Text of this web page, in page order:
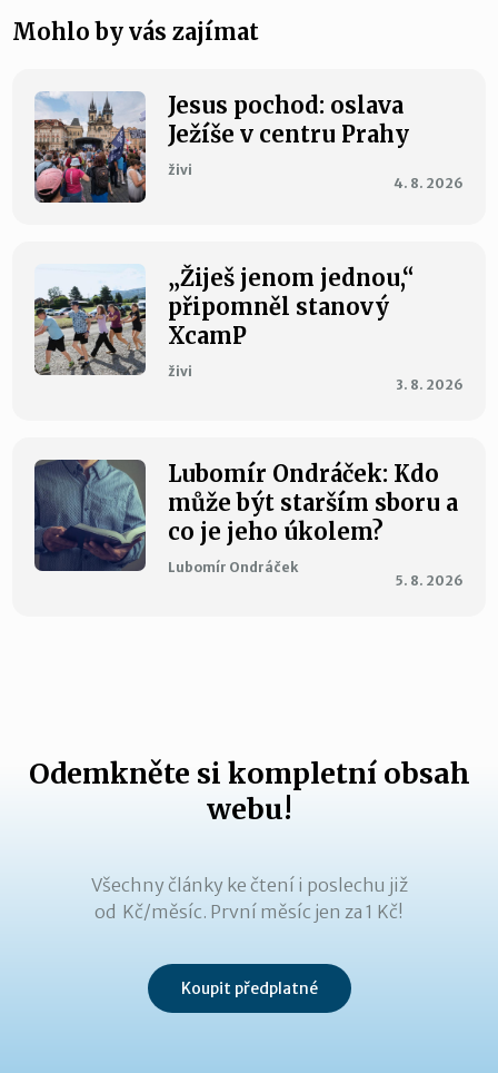
Mohlo by vás zajímat
Jesus pochod: oslava
Ježíše v centru Prahy
živi
4. 8. 2026
„Žiješ jenom jednou,“
připomněl stanový
XcamP
živi
3. 8. 2026
Lubomír Ondráček: Kdo
může být starším sboru a
co je jeho úkolem?
Lubomír Ondráček
5. 8. 2026
Odemkněte si kompletní obsah
webu!
Všechny články ke čtení i poslechu již
od Kč/měsíc. První měsíc jen za 1 Kč!
Koupit předplatné